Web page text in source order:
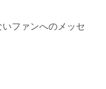
ファンへのメッセ